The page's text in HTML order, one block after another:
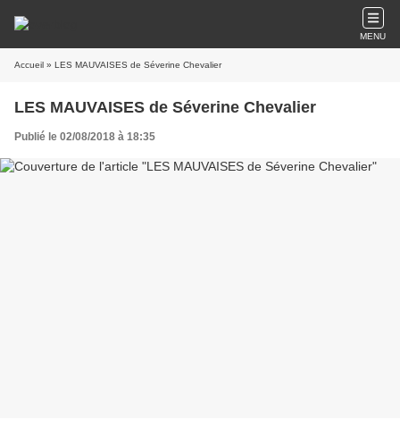
MENU
Accueil » LES MAUVAISES de Séverine Chevalier
LES MAUVAISES de Séverine Chevalier
Publié le 02/08/2018 à 18:35